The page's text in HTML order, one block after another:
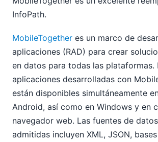
InfoPath.
MobileTogether es un marco de
aplicaciones (RAD) para crear
en datos para todas las plataformas.
aplicaciones desarrolladas con
están disponibles simultáneamente
Android, así como en Windows y en
navegador web. Las fuentes de
admitidas incluyen XML, JSON,